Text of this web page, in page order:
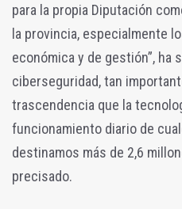
para la propia Diputación
la provincia, especialmente
económica y de gestión”, ha
ciberseguridad, tan
trascendencia que la
funcionamiento diario de
destinamos más de 2,6
precisado.